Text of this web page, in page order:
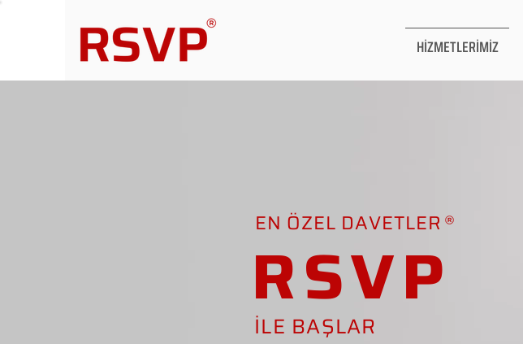
HİZMETLERİMİZ
EN ÖZEL DAVETLER
RSVP
İLE BAŞLAR